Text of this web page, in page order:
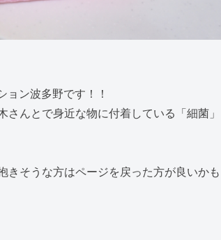
ョン波多野です！！
んとで身近な物に付着している「細菌」
きそうな方はページを戻った方が良いかも